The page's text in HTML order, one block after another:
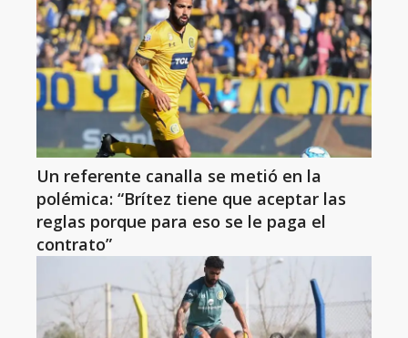
Un referente canalla se metió en la
polémica: “Brítez tiene que aceptar las
reglas porque para eso se le paga el
contrato”